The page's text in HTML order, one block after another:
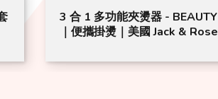
3 合 1 多功能夾燙器 - BEAUTY
｜便攜掛燙｜美國 Jack & Rose